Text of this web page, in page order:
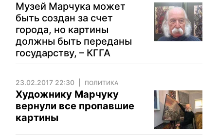
Музей Марчука может
быть создан за счет
города, но картины
должны быть переданы
государству, – КГГА
23.02.2017 22:30 ПОЛИТИКА
Художнику Марчуку
вернули все пропавшие
картины